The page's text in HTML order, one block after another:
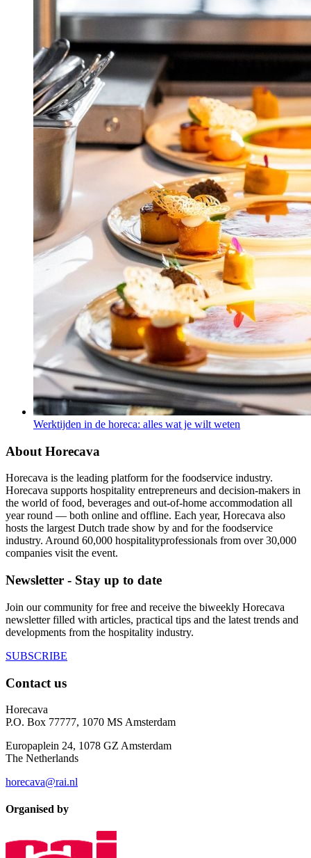
Werktijden in de horeca: alles wat je wilt weten
About Horecava
Horecava is the leading platform for the foodservice industry.
Horecava supports hospitality entrepreneurs and decision-makers in
the world of food, beverages and out-of-home accommodation all
year round — both online and offline. Each year, Horecava also
hosts the largest Dutch trade show by and for the foodservice
industry. Around 60,000 hospitalityprofessionals from over 30,000
companies visit the event.
Newsletter - Stay up to date
Join our community for free and receive the biweekly Horecava
newsletter filled with articles, practical tips and the latest trends and
developments from the hospitality industry.
SUBSCRIBE
Contact us
Horecava
P.O. Box 77777, 1070 MS Amsterdam
Europaplein 24, 1078 GZ Amsterdam
The Netherlands
horecava@rai.nl
Organised by